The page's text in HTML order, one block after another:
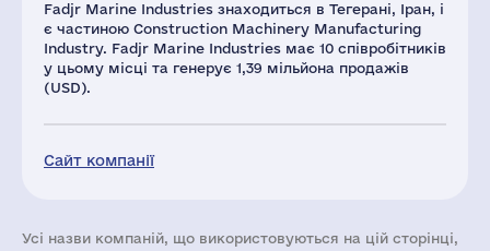
Fadjr Marine Industries знаходиться в Тегерані, Іран, і
є частиною Construction Machinery Manufacturing
Industry. Fadjr Marine Industries має 10 співробітників
у цьому місці та генерує 1,39 мільйона продажів
(USD).
Сайт компанії
Усі назви компаній, що використовуються на цій сторінці,